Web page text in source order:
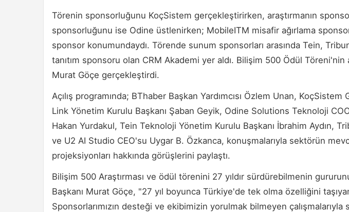
Törenin sponsorluğunu KoçSistem gerçekleştirirken, araştırmanın
sponsorluğunu ise Odine üstlenirken; MobileITM misafir ağırlama
sponsor konumundaydı. Törende sunum sponsorları arasında Tein,
tanıtım sponsoru olan CRM Akademi yer aldı. Bilişim 500 Ödül Töreni'nin
Murat Göçe gerçekleştirdi.
Açılış programında; BThaber Başkan Yardımcısı Özlem Unan,
Link Yönetim Kurulu Başkanı Şaban Geyik, Odine Solutions Teknoloji
Hakan Yurdakul, Tein Teknoloji Yönetim Kurulu Başkanı İbrahim Aydın,
ve U2 AI Studio CEO'su Uygar B. Özkanca, konuşmalarıyla sektörün
projeksiyonları hakkında görüşlerini paylaştı.
Bilişim 500 Araştırması ve ödül törenini 27 yıldır sürdürebilmenin
Başkanı Murat Göçe, "27 yıl boyunca Türkiye'de tek olma özelliğini
Sponsorlarımızın desteği ve ekibimizin yorulmak bilmeyen